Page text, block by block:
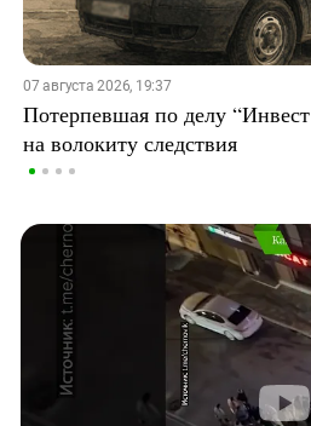
07 августа 2026, 19:37
Потерпевшая по делу
на волокиту следствия